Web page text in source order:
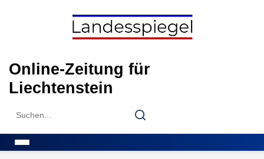
Online-Zeitung für
Liechtenstein
Search
Search